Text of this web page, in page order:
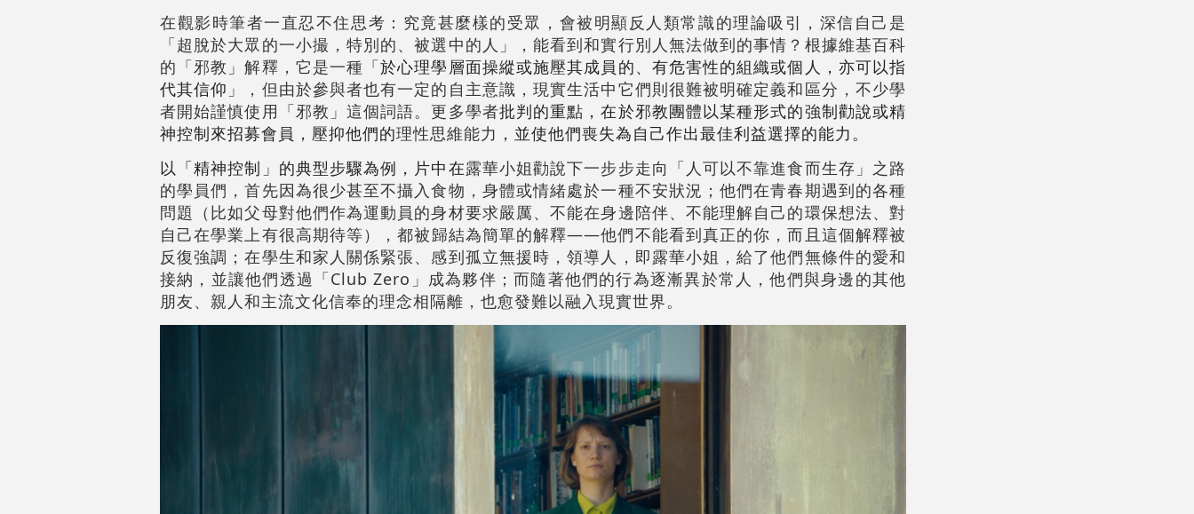
在觀影時筆者一直忍不住思考：究竟甚麼樣的受眾，會被明顯反人類常識的理論吸引，深信自己是
「超脫於大眾的一小撮，特別的、被選中的人」，能看到和實行別人無法做到的事情？根據維基百科
的「邪教」解釋，它是一種「於心理學層面操縱或施壓其成員的、有危害性的組織或個人，亦可以指
代其信仰 」，但由於參與者也有一定的自主意識，現實生活中它們則很難被明確定義和區分，不少學
者開始謹慎使用「邪教」這個詞語。更多學者批判的重點，在於邪教團體以某種形式的強制勸說或精
神控制來招募會員，壓抑他們的理性思維能力 ，並使他們喪失為自己作出最佳利益選擇的能力。
以「精神控制」的典型步驟為例，片中在露華小姐勸說下一步步走向「人可以不靠進食而生存」之路
的學員們，首先因為很少甚至不攝入食物，身體或情緒處於一種不安狀況；他們在青春期遇到的各種
問題（比如父母對他們作為運動員的身材要求嚴厲、不能在身邊陪伴、不能理解自己的環保想法、對
自己在學業上有很高期待等），都被歸結為簡單的解釋——他們不能看到真正的你，而且這個解釋被
反復強調；在學生和家人關係緊張、感到孤立無援時，領導人，即露華小姐，給了他們無條件的愛和
接納，並讓他們透過「Club Zero」成為夥伴；而隨著他們的行為逐漸異於常人，他們與身邊的其他
朋友、親人和主流文化信奉的理念相隔離，也愈發難以融入現實世界。